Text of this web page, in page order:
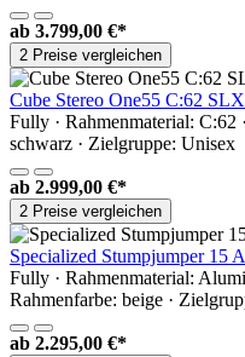
ab 3.799,00 €*
2 Preise vergleichen
Cube Stereo One55 C:62
Fully · Rahmenmaterial: C:62
schwarz · Zielgruppe: Unisex
ab 2.999,00 €*
2 Preise vergleichen
Specialized Stumpjumper 15
Fully · Rahmenmaterial:
Rahmenfarbe: beige ·
ab 2.295,00 €*